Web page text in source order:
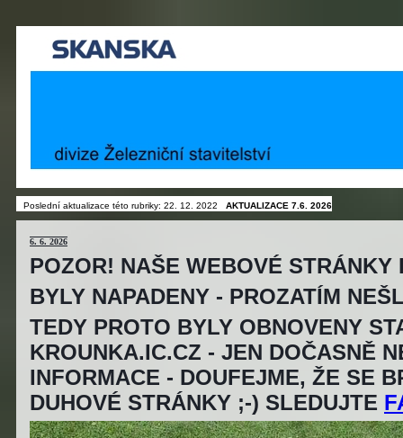
Poslední aktualizace této rubriky: 22. 12. 2022 AKTUALIZACE 7.6. 2026
6. 6. 2026
POZOR! NAŠE WEBOVÉ STRÁNKY
BYLY NAPADENY - PROZATÍM
TEDY PROTO BYLY OBNOVENY
KROUNKA.IC.CZ - JEN DOČASNĚ
INFORMACE - DOUFEJME, ŽE SE
DUHOVÉ STRÁNKY ;-) SLEDUJTE